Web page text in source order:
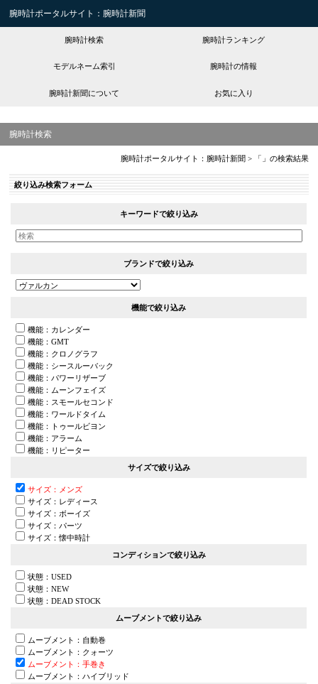
腕時計ポータルサイト：腕時計新聞
腕時計検索 腕時計ランキング
モデルネーム索引 腕時計の情報
腕時計新聞について お気に入り
腕時計検索
腕時計ポータルサイト：腕時計新聞 > 「」の検索結果
絞り込み検索フォーム
キーワードで絞り込み
ブランドで絞り込み
機能で絞り込み
機能：カレンダー
機能：GMT
機能：クロノグラフ
機能：シースルーバック
機能：パワーリザーブ
機能：ムーンフェイズ
機能：スモールセコンド
機能：ワールドタイム
機能：トゥールビヨン
機能：アラーム
機能：リピーター
サイズで絞り込み
サイズ：メンズ
サイズ：レディース
サイズ：ボーイズ
サイズ：パーツ
サイズ：懐中時計
コンディションで絞り込み
状態：USED
状態：NEW
状態：DEAD STOCK
ムーブメントで絞り込み
ムーブメント：自動巻
ムーブメント：クォーツ
ムーブメント：手巻き
ムーブメント：ハイブリッド